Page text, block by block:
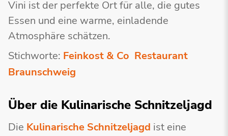
Vini ist der perfekte Ort für alle, die gutes
Essen und eine warme, einladende
Atmosphäre schätzen.
Stichworte: Feinkost & Co Restaurant
Braunschweig
Über die Kulinarische Schnitzeljagd
Die Kulinarische Schnitzeljagd ist eine